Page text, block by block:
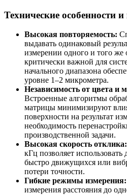
Технические особенности
Высокая повторяемость:
выдавать одинаковый
измерении одного и того же
критически важной для
начального диапазона
уровне 1–2 микрометра.
Независимость от цвета и
Встроенные алгоритмы
матрицы минимизируют
поверхности на результат
необходимость
производственной задачи.
Высокая скорость отклика:
кГц позволяет использовать
быстро движущихся или
потери точности.
Гибкие режимы измерения:
измерения расстояния до